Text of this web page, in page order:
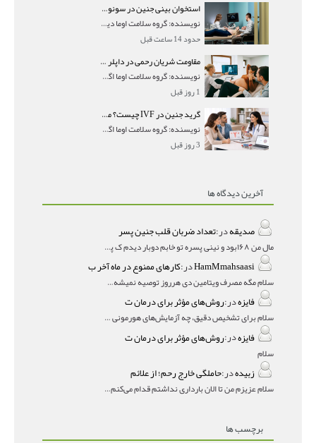
استخوان بینی جنین در سونوگرافی؛ دیده نشدن یا دیر تشکیل شدن آن چه معنایی دارد؟
نویسنده: گروه سلامت اوما دیده نشدن استخوان بینی جن
حدود 14 ساعت قبل
مقاومت شریان رحمی در داپلر بارداری؛ PI و RI نرمال و تأثیر آن بر جنین
نویسنده: گروه سلامت اوما اگر در جواب سونوگرافی داپ
1 روز قبل
گرید جنین در IVF چیست؟ معنی AA، AB و BB و شانس موفقیت هر گرید
نویسنده: گروه سلامت اوما اگر در گزارش IVF با عباراتی
3 روز قبل
آخرین دیدگاه ها
صدیقهدر:تعداد ضربان قلب جنین پسر
مال من ۱۶۸بود و نینی پسره تو خابم دوبار دیدم ک پسره
HamMmahsaasiدر:کارهای ممنوع در ماه آخر ب
سلام مگه مصرف ویتامین دی هرروز توصیه نمیشه؟درمقاله میگه
فایزهدر:روش‌های مؤثر برای درمان ت
سلام برای تشخیص دقیق، چه آزمایش‌های هورمونی و چه سونوگر
فایزهدر:روش‌های مؤثر برای درمان ت
سلام
زبیدهدر:حاملگی خارج رحم؛ از علائم
سلام عزیزم من تا الان بارداری نداشتم قدام می‌کنم باردار
برچسب ها